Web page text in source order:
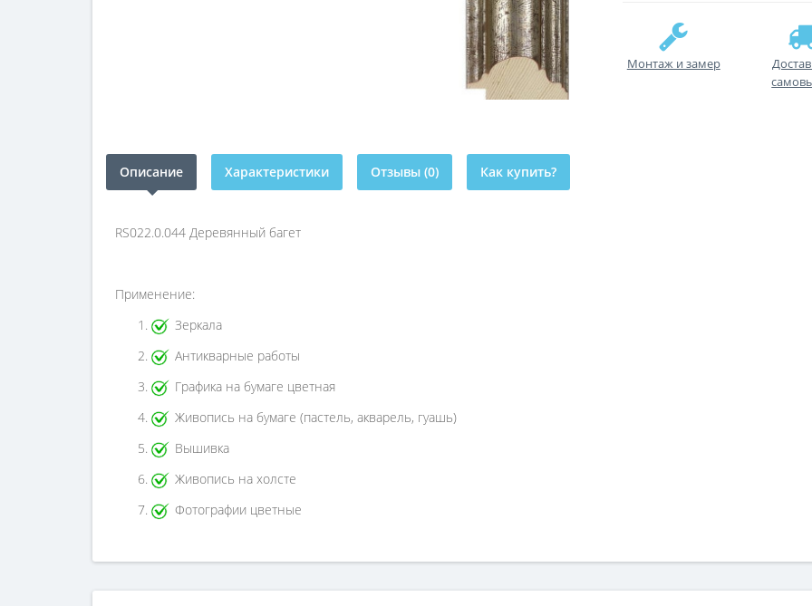
Монтаж и замер
Описание Характеристики Отзывы (0) Как купить?
RS022.0.044 Деревянный багет
Применение:
Зеркала
Антикварные работы
Графика на бумаге цветная
Живопись на бумаге (пастель, акварель, гуашь)
Вышивка
Живопись на холсте
Фотографии цветные